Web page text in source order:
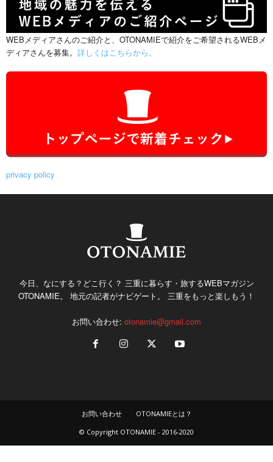
WEBメディアさんのご紹介と、OTONAMIEで紹介をご希望されるWEBメ
ディアさんを募集。 詳しくはこちらから。
privacy policy
今日、なにする？どこ行く？ 三重に暮らす・旅するWEBマガジン
OTONAMIE。 地元の記者がナビゲート。 三重をもっと楽しもう！
お問い合わせ: otonamie@gmail.com
お問い合わせ
OTONAMIEとは？
© Copyright OTONAMIE - 2016-2020